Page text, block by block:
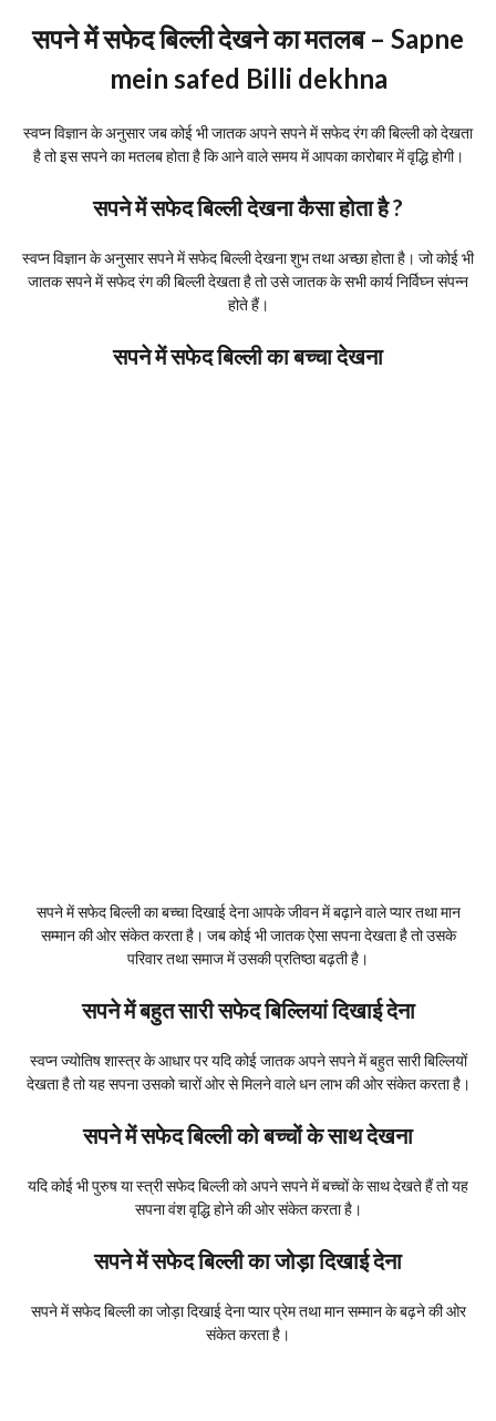
सपने में सफेद बिल्ली देखने का मतलब – Sapne
mein safed Billi dekhna
स्वप्न विज्ञान के अनुसार जब कोई भी जातक अपने सपने में सफेद रंग की बिल्ली को देखता
है तो इस सपने का मतलब होता है कि आने वाले समय में आपका कारोबार में वृद्धि होगी।
सपने में सफेद बिल्ली देखना कैसा होता है ?
स्वप्न विज्ञान के अनुसार सपने में सफेद बिल्ली देखना शुभ तथा अच्छा होता है। जो कोई भी
जातक सपने में सफेद रंग की बिल्ली देखता है तो उसे जातक के सभी कार्य निर्विघ्न संपन्न
होते हैं।
सपने में सफेद बिल्ली का बच्चा देखना
सपने में सफेद बिल्ली का बच्चा दिखाई देना आपके जीवन में बढ़ाने वाले प्यार तथा मान
सम्मान की ओर संकेत करता है। जब कोई भी जातक ऐसा सपना देखता है तो उसके
परिवार तथा समाज में उसकी प्रतिष्ठा बढ़ती है।
सपने में बहुत सारी सफेद बिल्लियां दिखाई देना
स्वप्न ज्योतिष शास्त्र के आधार पर यदि कोई जातक अपने सपने में बहुत सारी बिल्लियों
देखता है तो यह सपना उसको चारों ओर से मिलने वाले धन लाभ की ओर संकेत करता है।
सपने में सफेद बिल्ली को बच्चों के साथ देखना
यदि कोई भी पुरुष या स्त्री सफेद बिल्ली को अपने सपने में बच्चों के साथ देखते हैं तो यह
सपना वंश वृद्धि होने की ओर संकेत करता है।
सपने में सफेद बिल्ली का जोड़ा दिखाई देना
सपने में सफेद बिल्ली का जोड़ा दिखाई देना प्यार प्रेम तथा मान सम्मान के बढ़ने की ओर
संकेत करता है।